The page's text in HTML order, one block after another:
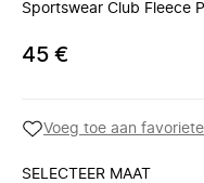
Sportswear Club Fleece
45 €
Voeg toe aan
SELECTEER MAAT